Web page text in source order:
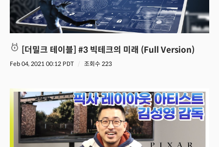
[더밀크 테이블] #3 빅테크의 미래 (Full Version)
Feb 04, 2021 00:12 PDT 조회수 223